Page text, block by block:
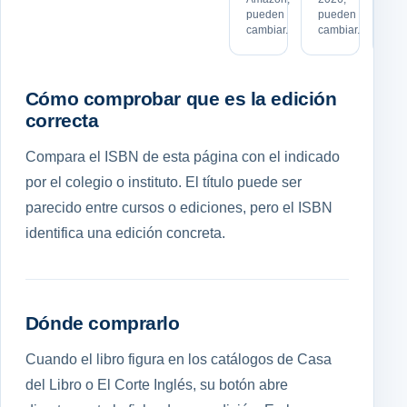
pueden
cambiar.
pueden
cambiar.
Cómo comprobar que es la edición
correcta
Compara el ISBN de esta página con el indicado
por el colegio o instituto. El título puede ser
parecido entre cursos o ediciones, pero el ISBN
identifica una edición concreta.
Dónde comprarlo
Cuando el libro figura en los catálogos de Casa
del Libro o El Corte Inglés, su botón abre